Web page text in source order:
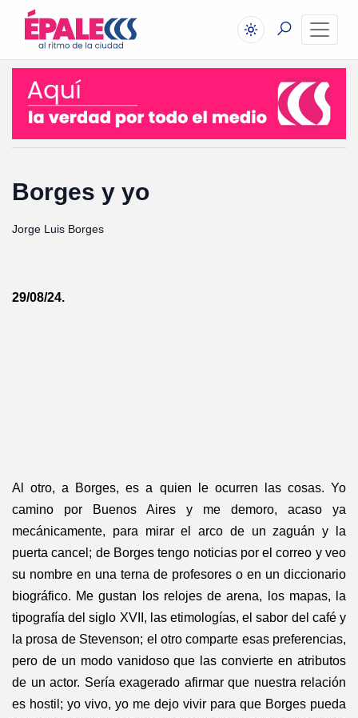
Borges y yo
Jorge Luis Borges
29/08/24.
Al otro, a Borges, es a quien le ocurren las cosas. Yo
camino por Buenos Aires y me demoro, acaso ya
mecánicamente, para mirar el arco de un zaguán y la
puerta cancel; de Borges tengo noticias por el correo y veo
su nombre en una terna de profesores o en un diccionario
biográfico. Me gustan los relojes de arena, los mapas, la
tipografía del siglo XVII, las etimologías, el sabor del café y
la prosa de Stevenson; el otro comparte esas preferencias,
pero de un modo vanidoso que las convierte en atributos
de un actor. Sería exagerado afirmar que nuestra relación
es hostil; yo vivo, yo me dejo vivir para que Borges pueda